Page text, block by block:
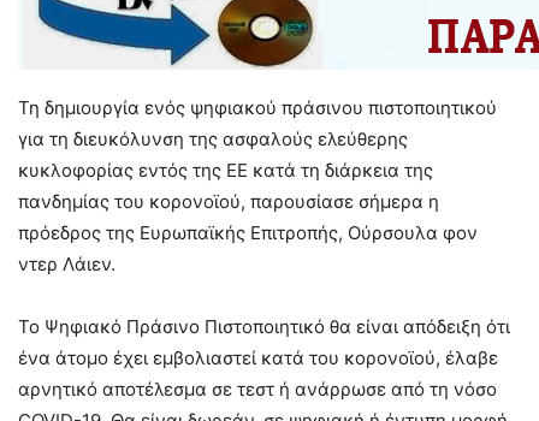
Τη δημιουργία ενός ψηφιακού πράσινου πιστοποιητικού
για τη διευκόλυνση της ασφαλούς ελεύθερης
κυκλοφορίας εντός της ΕΕ κατά τη διάρκεια της
πανδημίας του κορονοϊού, παρουσίασε σήμερα η
πρόεδρος της Ευρωπαϊκής Επιτροπής, Ούρσουλα φον
ντερ Λάιεν.
Το Ψηφιακό Πράσινο Πιστοποιητικό θα είναι απόδειξη ότι
ένα άτομο έχει εμβολιαστεί κατά του κορονοϊού, έλαβε
αρνητικό αποτέλεσμα σε τεστ ή ανάρρωσε από τη νόσο